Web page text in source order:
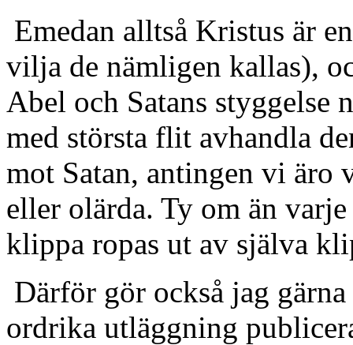
Emedan alltså Kristus är
vilja de nämligen kallas),
Abel och Satans styggelse
med största flit avhandla
mot Satan, antingen vi äro
eller olärda. Ty om än
klippa ropas ut av själva
Därför gör också jag
ordrika utläggning